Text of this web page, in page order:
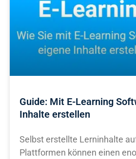
Guide: Mit E-Learning
Inhalte erstellen
Selbst erstellte Lerninhalte
Plattformen können einen